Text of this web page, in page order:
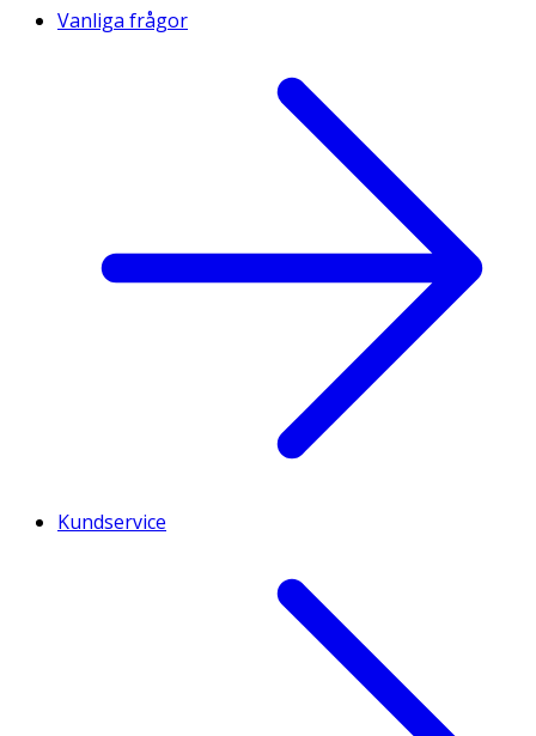
Vanliga frågor
Kundservice